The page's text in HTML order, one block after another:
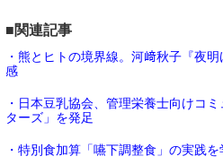
■関連記事
・熊とヒトの境界線。河﨑秋子『夜
感
・日本豆乳協会、管理栄養士向けコ
ターズ」を発足
・特別食加算「嚥下調整食」の実践